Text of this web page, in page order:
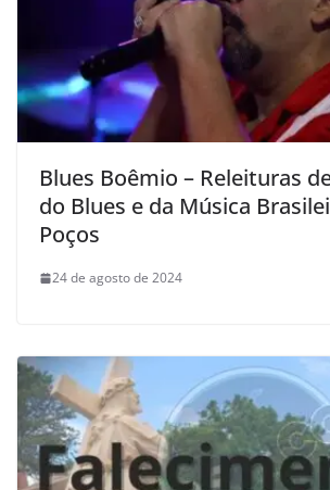
Blues Boêmio – Releituras
do Blues e da Música
Poços
24 de agosto de 2024